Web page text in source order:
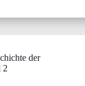
der
2